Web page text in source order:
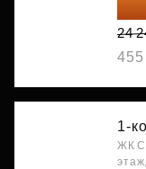
20
24
455
1-
ЖК